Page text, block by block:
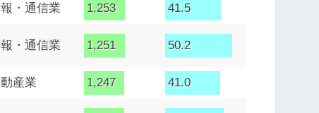
・通信業 1,253 41.5
・通信業 1,251 50.2
産業 1,247
41.0